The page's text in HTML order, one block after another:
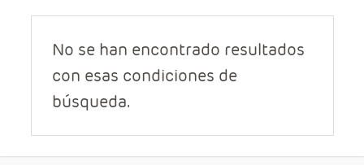
No se han encontrado resultados
con esas condiciones de
búsqueda.